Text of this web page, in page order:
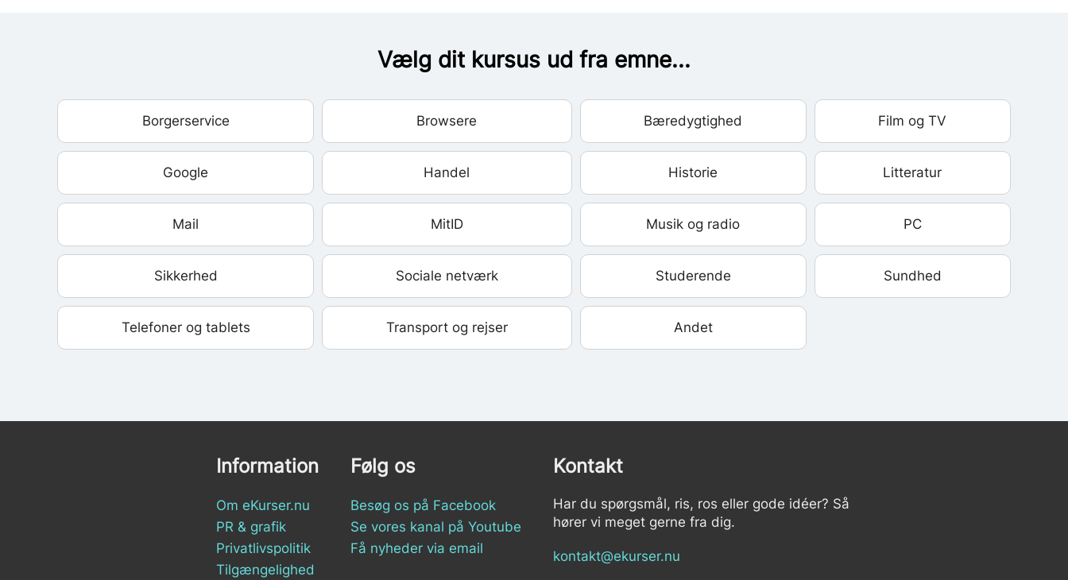
Vælg dit kursus ud fra emne...
Borgerservice Browsere Bæredygtighed Film og TV
Google Handel Historie Litteratur
Mail MitID Musik og radio PC
Sikkerhed Sociale netværk Studerende Sundhed
Telefoner og tablets Transport og rejser Andet
Information
Om eKurser.nu
PR & grafik
Privatlivspolitik
Tilgængelighed
Følg os
Besøg os på Facebook
Se vores kanal på Youtube
Få nyheder via email
Kontakt
Har du spørgsmål, ris, ros eller gode idéer? Så
hører vi meget gerne fra dig.
kontakt@ekurser.nu